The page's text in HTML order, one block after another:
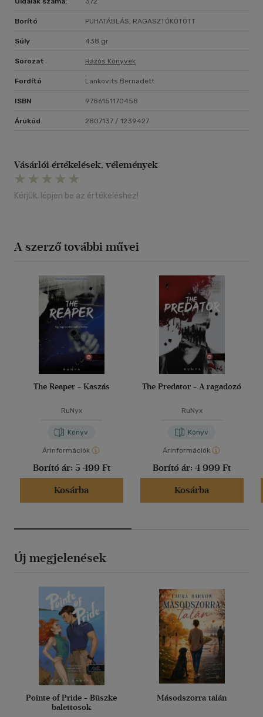
Borító PUHATÁBLÁS, RAGASZTÓKÖTÖTT
Súly 438 gr
Sorozat Rázós Könyvek
Fordító Lankovits Bernadett
ISBN 9786151170458
Árukód 2807137 / 1239427
Vásárlói értékelések, vélemények
Kérjük, lépjen be az értékeléshez!
A szerző további művei
The Reaper - Kaszás
RuNyx
Könyv
Árinformációk
Borító ár: 5 499 Ft
Kosárba
The Predator - A ragadozó
RuNyx
Könyv
Árinformációk
Borító ár: 4 999 Ft
Kosárba
Új megjelenések
Pointe of Pride - Büszke
balettosok
Másodszorra talán